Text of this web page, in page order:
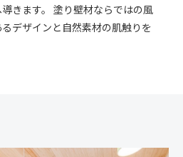
きます。 塗り壁材ならではの風
デザインと自然素材の肌触りを